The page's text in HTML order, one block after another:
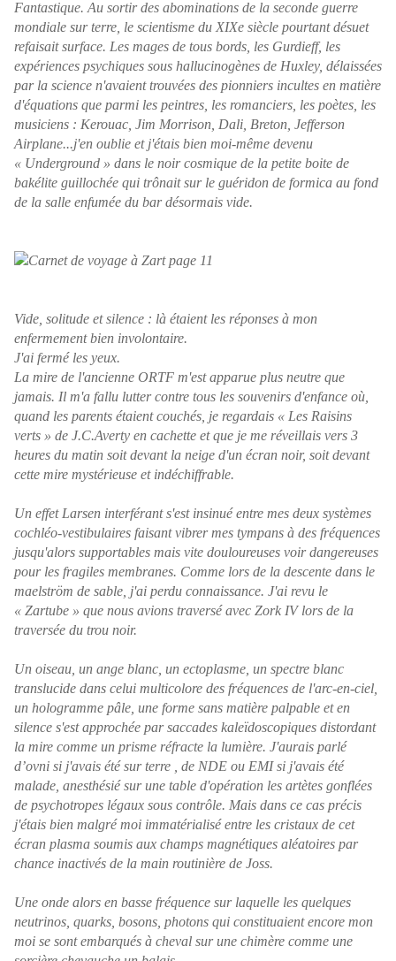
Fantastique. Au sortir des abominations de la seconde guerre
mondiale sur terre, le scientisme du XIXe siècle pourtant désuet
refaisait surface. Les mages de tous bords, les Gurdieff, les
expériences psychiques sous hallucinogènes de Huxley, délaissées
par la science n'avaient trouvées des pionniers incultes en matière
d'équations que parmi les peintres, les romanciers, les poètes, les
musiciens : Kerouac, Jim Morrison, Dali, Breton, Jefferson
Airplane...j'en oublie et j'étais bien moi-même devenu
« Underground » dans le noir cosmique de la petite boite de
bakélite guillochée qui trônait sur le guéridon de formica au fond
de la salle enfumée du bar désormais vide.
Vide, solitude et silence : là étaient les réponses à mon
enfermement bien involontaire.
J'ai fermé les yeux.
La mire de l'ancienne ORTF m'est apparue plus neutre que
jamais. Il m'a fallu lutter contre tous les souvenirs d'enfance où,
quand les parents étaient couchés, je regardais « Les Raisins
verts » de J.C.Averty en cachette et que je me réveillais vers 3
heures du matin soit devant la neige d'un écran noir, soit devant
cette mire mystérieuse et indéchiffrable.
Un effet Larsen interférant s'est insinué entre mes deux systèmes
cochléo-vestibulaires faisant vibrer mes tympans à des fréquences
jusqu'alors supportables mais vite douloureuses voir dangereuses
pour les fragiles membranes. Comme lors de la descente dans le
maelström de sable, j'ai perdu connaissance. J'ai revu le
« Zartube » que nous avions traversé avec Zork IV lors de la
traversée du trou noir.
Un oiseau, un ange blanc, un ectoplasme, un spectre blanc
translucide dans celui multicolore des fréquences de l'arc-en-ciel,
un hologramme pâle, une forme sans matière palpable et en
silence s'est approchée par saccades kaleïdoscopiques distordant
la mire comme un prisme réfracte la lumière. J'aurais parlé
d’ovni si j'avais été sur terre , de NDE ou EMI si j'avais été
malade, anesthésié sur une table d'opération les artètes gonflées
de psychotropes légaux sous contrôle. Mais dans ce cas précis
j'étais bien malgré moi immatérialisé entre les cristaux de cet
écran plasma soumis aux champs magnétiques aléatoires par
chance inactivés de la main routinière de Joss.
Une onde alors en basse fréquence sur laquelle les quelques
neutrinos, quarks, bosons, photons qui constituaient encore mon
moi se sont embarqués à cheval sur une chimère comme une